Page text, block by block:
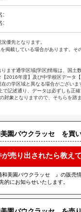
:
:
優先となります。
掲載している場合があります。そ
ます通学区域(学区)情報は、国土
2016年度】及び中学校区データ
の学区域と異なる場合がございま
で記述通り、データは必ずしも正
対象となりますので、そちらを踏
美園バウクラッセ を買
売り出されたら教えて
和美園バウクラッセ 』の販売
的にお知らせいたします。